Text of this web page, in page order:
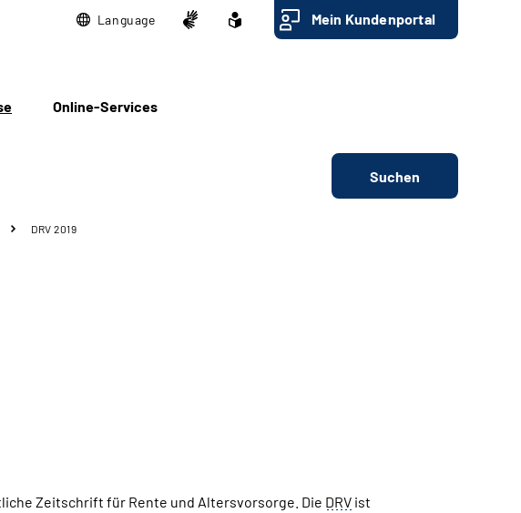
Language Mein Kundenportal
Online-Services
Suchen
DRV 2019
Zeitschrift für Rente und Altersvorsorge. Die DRV ist